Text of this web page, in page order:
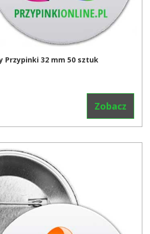
Przypinki 32 mm 50 sztuk
Zobacz